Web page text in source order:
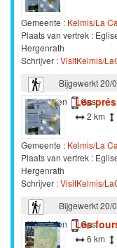
Gemeente : Kelmis/La
Plaats van vertrek :
Hergenrath
Schrijver :VisitKelmis/
Bijgewerkt 20/
Wandelen
Gps
Les
2 km
Gemeente : Kelmis/La
Plaats van vertrek :
Hergenrath
Schrijver :VisitKelmis/
Bijgewerkt 20/
Wandelen
Gps
Les
6 km